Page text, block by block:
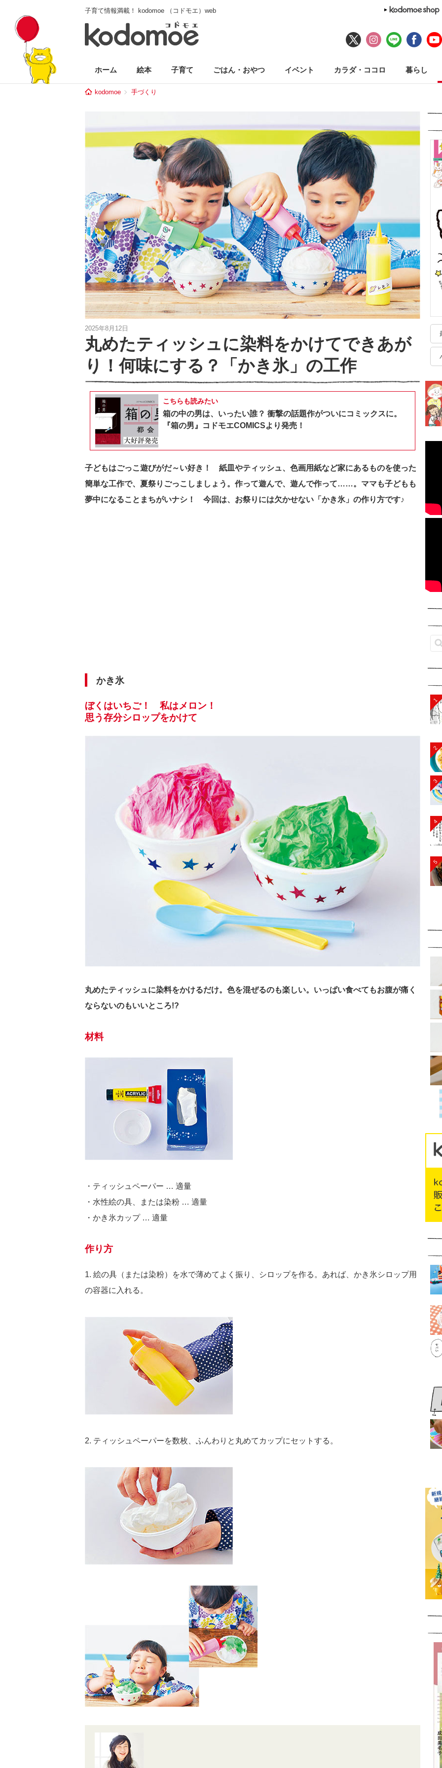
子育て情報満載！ kodomoe （コドモエ）web
ホーム 絵本 子育て ごはん・おやつ イベント カラダ・ココロ 暮らし
kodomoe 手づくり
2025年8月12日
丸めたティッシュに染料をかけてできあが
り！何味にする？「かき氷」の工作
こちらも読みたい
箱の中の男は、いったい誰？ 衝撃の話題作がついにコミックスに。
『箱の男』コドモエCOMICSより発売！
子どもはごっこ遊びがだ～い好き！ 紙皿やティッシュ、色画用紙など家にあるものを使った
簡単な工作で、夏祭りごっこしましょう。作って遊んで、遊んで作って……。ママも子どもも
夢中になることまちがいナシ！ 今回は、お祭りには欠かせない「かき氷」の作り方です♪
かき氷
ぼくはいちご！ 私はメロン！
思う存分シロップをかけて
丸めたティッシュに染料をかけるだけ。色を混ぜるのも楽しい。いっぱい食べてもお腹が痛く
ならないのもいいところ!?
材料
・ティッシュペーパー … 適量
・水性絵の具、または染粉 … 適量
・かき氷カップ … 適量
作り方
1. 絵の具（または染粉）を水で薄めてよく振り、シロップを作る。あれば、かき氷シロップ用
の容器に入れる。
2. ティッシュペーパーを数枚、ふんわりと丸めてカップにセットする。
1
2
3
4
5